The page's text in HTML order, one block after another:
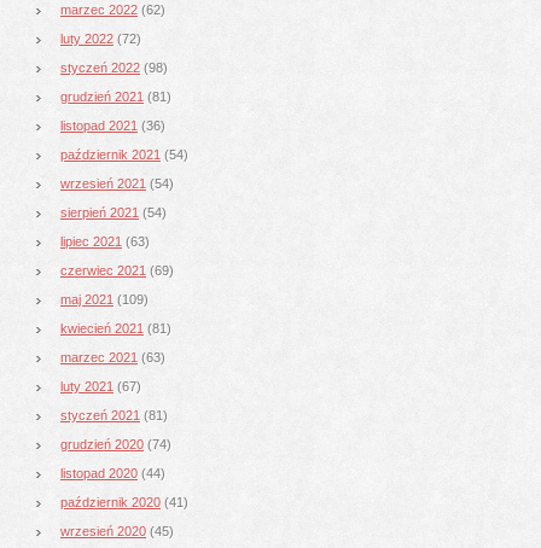
marzec 2022 (62)
luty 2022 (72)
styczeń 2022 (98)
grudzień 2021 (81)
listopad 2021 (36)
październik 2021 (54)
wrzesień 2021 (54)
sierpień 2021 (54)
lipiec 2021 (63)
czerwiec 2021 (69)
maj 2021 (109)
kwiecień 2021 (81)
marzec 2021 (63)
luty 2021 (67)
styczeń 2021 (81)
grudzień 2020 (74)
listopad 2020 (44)
październik 2020 (41)
wrzesień 2020 (45)